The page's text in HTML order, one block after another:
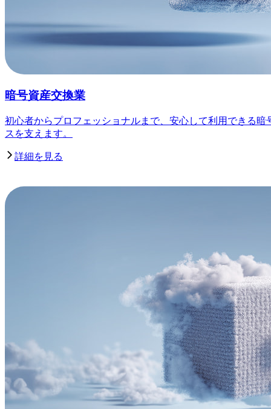
暗号資産交換業
初心者からプロフェッショナルまで、安心して利用できる
スを支えます。
詳細を見る